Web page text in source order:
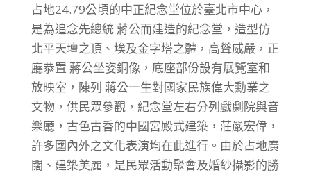
占地24.79公頃的中正紀念堂位於臺北市中心，
是為追念先總統 蔣公而建造的紀念堂，造型仿
北平天壇之頂、埃及金字塔之體，高聳威嚴，正
廳恭置 蔣公坐姿銅像，底座部份設有展覽室和
放映室，陳列 蔣公一生對國家民族偉大勳業之
文物，供民眾參觀，紀念堂左右分列戲劇院與音
樂廳，古色古香的中國宮殿式建築，莊嚴宏偉，
許多國內外之文化表演均在此進行。由於占地廣
闊、建築美麗，是民眾活動聚會及婚紗攝影的勝